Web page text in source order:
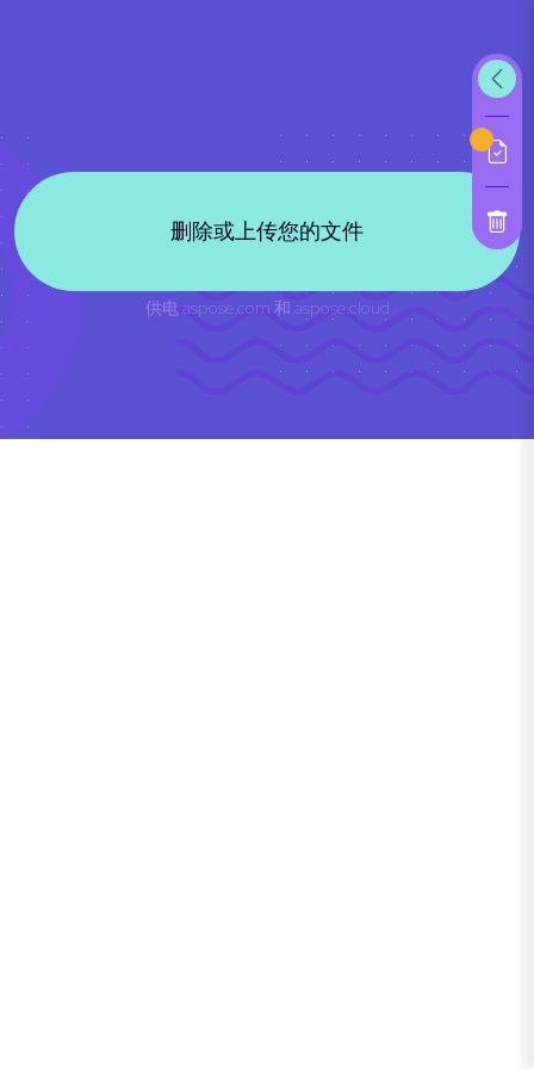
删除或上传您的文件
供电aspose.com 和 aspose.cloud